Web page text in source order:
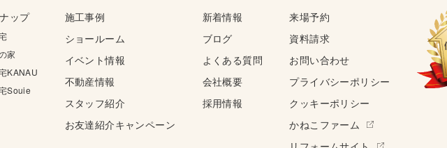
ップ
家
KANAU
Souie
施工事例
ショールーム
イベント情報
不動産情報
スタッフ紹介
お友達紹介キャンペーン
新着情報
ブログ
よくある質問
会社概要
採用情報
来場予約
資料請求
お問い合わせ
プライバシーポリシー
クッキーポリシー
かねこファーム